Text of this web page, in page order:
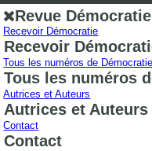
Revue Démocratie
Recevoir Démocratie
Recevoir
Tous les numéros de Démocratie
Tous les numéros
Autrices et Auteurs
Autrices et Auteurs
Contact
Contact